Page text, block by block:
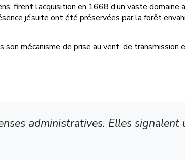
firent l’acquisition en 1668 d’un vaste
jésuite ont été préservées par la forêt
mécanisme de prise au vent, de
administratives. Elles